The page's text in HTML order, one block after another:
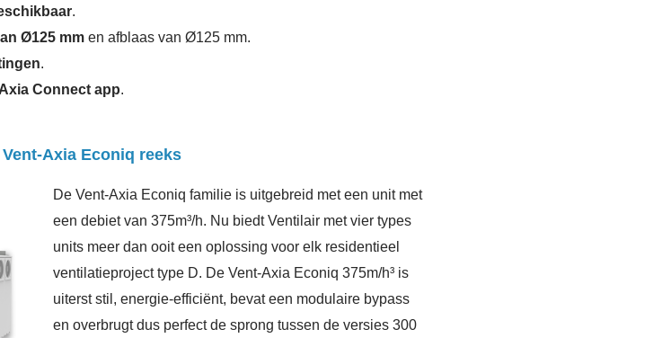
.
Ø125 mmen afblaas van Ø125 mm.
.
Connect app.
Axia Econiq reeks
De Vent-Axia Econiq familie is uitgebreid met een unit met
een debiet van 375m³/h. Nu biedt Ventilair met vier types
units meer dan ooit een oplossing voor elk residentieel
ventilatieproject type D. De Vent-Axia Econiq 375m/h³ is
uiterst stil, energie-efficiënt, bevat een modulaire bypass
en overbrugt dus perfect de sprong tussen de versies 300